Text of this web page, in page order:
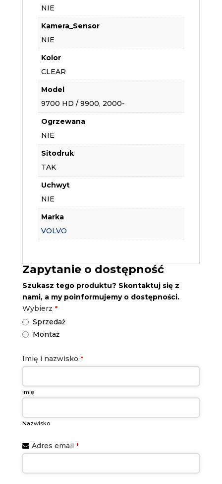
NIE
Kamera_Sensor
NIE
Kolor
CLEAR
Model
9700 HD / 9900, 2000-
Ogrzewana
NIE
Sitodruk
TAK
Uchwyt
NIE
Marka
VOLVO
Zapytanie o dostępność
Szukasz tego produktu? Skontaktuj się z
nami, a my poinformujemy o dostępności.
Wybierz *
Sprzedaż
Montaż
Imię i nazwisko *
Imię
Nazwisko
Adres email *